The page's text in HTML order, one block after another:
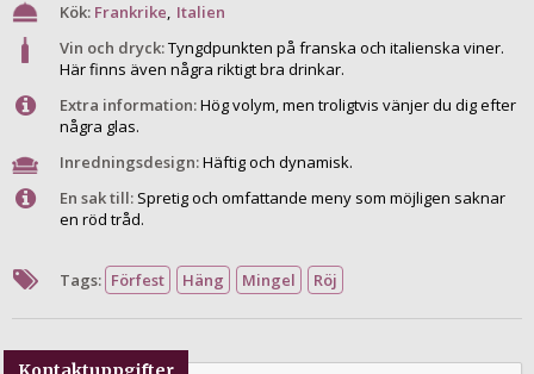
Kök: Frankrike, Italien
Vin och dryck:Tyngdpunkten på franska och italienska viner.
Här finns även några riktigt bra drinkar.
Extra information:Hög volym, men troligtvis vänjer du dig efter
några glas.
Inredningsdesign:Häftig och dynamisk.
En sak till: Spretig och omfattande meny som möjligen saknar
en röd tråd.
Tags: Förfest Häng Mingel Röj